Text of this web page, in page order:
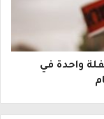
21 امرأة وطفلة واحدة في